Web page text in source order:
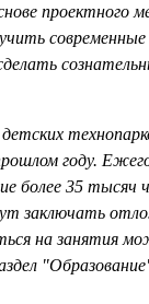
проектного
году.
более 35 тысяч
заключать
на занятия